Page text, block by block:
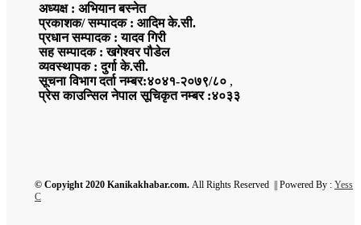
अध्यक्ष : अभियान बस्नेत
प्रकाशक/ सम्पादक : आदिम के.सी.
प्रधान सम्पादक : यादव गिरी
सह सम्पादक : खगेश्वर पौडेल
व्यवस्थापक : दुर्गा के.सी.
सूचना विभाग दर्ता नम्बर:४०४१-२०७९/८० ,
प्रेस काउन्सिल नेपाल सूचिकृत नम्बर :४०३३
© Copyight 2020 Kanikakhabar.com. All Rights Reserved || Powered By : Yess
C